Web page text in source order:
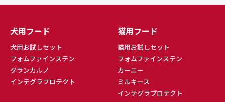
犬用フード
犬用お試しセット
フォムファインステン
グランカルノ
インテグラプロテクト
猫用フード
猫用お試しセット
フォムファインステン
カーニー
ミルキース
インテグラプロテクト